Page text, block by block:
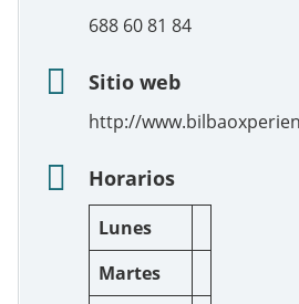
688 60 81 84
Sitio web
http://
Horarios
Lunes
Martes